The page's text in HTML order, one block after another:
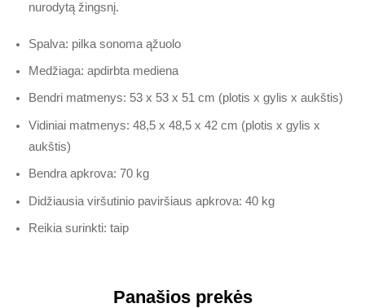
nurodytą žingsnį.
Spalva: pilka sonoma ąžuolo
Medžiaga: apdirbta mediena
Bendri matmenys: 53 x 53 x 51 cm (plotis x gylis x aukštis)
Vidiniai matmenys: 48,5 x 48,5 x 42 cm (plotis x gylis x
aukštis)
Bendra apkrova: 70 kg
Didžiausia viršutinio paviršiaus apkrova: 40 kg
Reikia surinkti: taip
Panašios prekės